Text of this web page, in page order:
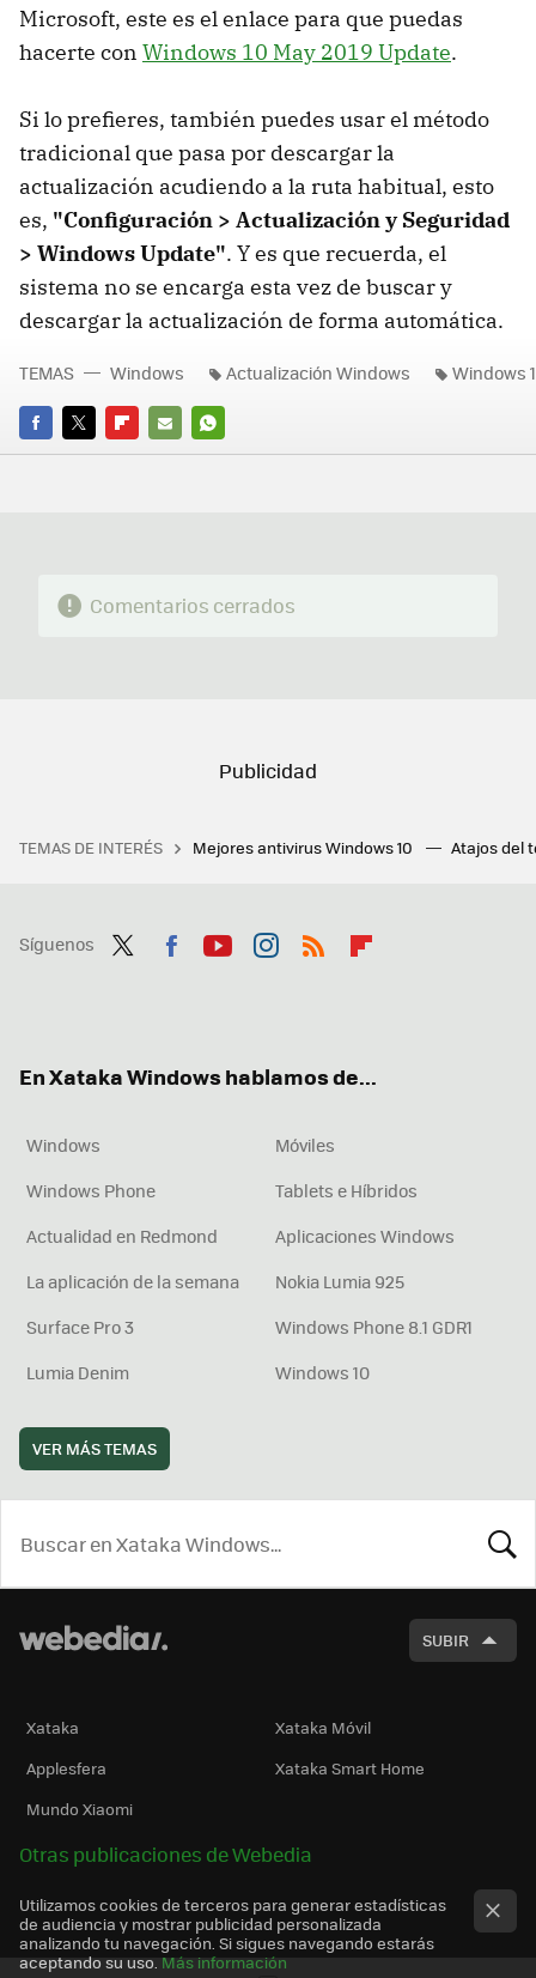
Microsoft, este es el enlace para que puedas
hacerte con Windows 10 May 2019 Update.
Si lo prefieres, también puedes usar el método
tradicional que pasa por descargar la
actualización acudiendo a la ruta habitual, esto
es, "Configuración > Actualización y Seguridad
> Windows Update". Y es que recuerda, el
sistema no se encarga esta vez de buscar y
descargar la actualización de forma automática.
FACEBOOK
TWITTERFLIPBOARD
E-
WHATSAPP
TEMAS Windows Actualización Windows Windows
Comentarios cerrados
TEMAS DE INTERÉS Mejores antivirus Windows 10 Atajos del
Síguenos
En Xataka Windows hablamos de...
Windows
Móviles
Windows Phone
Tablets e Híbridos
Actualidad en Redmond
Aplicaciones Windows
La aplicación de la semana
Nokia Lumia 925
Surface Pro 3
Windows Phone 8.1 GDR1
Lumia Denim
Windows 10
VER MÁS TEMAS
SUBIR
Xataka
Xataka Móvil
Applesfera
Xataka Smart Home
Mundo Xiaomi
Otras publicaciones de Webedia
Utilizamos cookies de terceros para generar estadísticas
de audiencia y mostrar publicidad personalizada
analizando tu navegación. Si sigues navegando estarás
aceptando su uso. Más información